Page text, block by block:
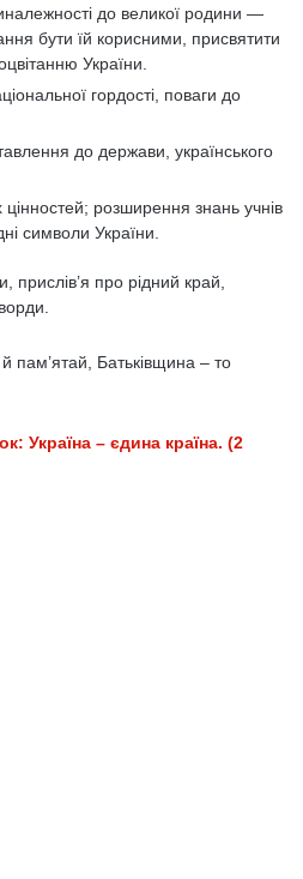
до великої родини —
бути їй корисними, присвятити
України.
гордості, поваги до
до держави, українського
розширення знань учнів
символи України.
прислів’я про рідний край,
пам’ятай, Батьківщина – то
Україна – єдина країна. (2